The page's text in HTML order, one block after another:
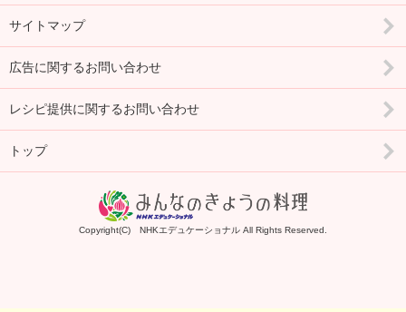
サイトマップ
広告に関するお問い合わせ
レシピ提供に関するお問い合わせ
トップ
Copyright(C) NHKエデュケーショナル All Rights Reserved.